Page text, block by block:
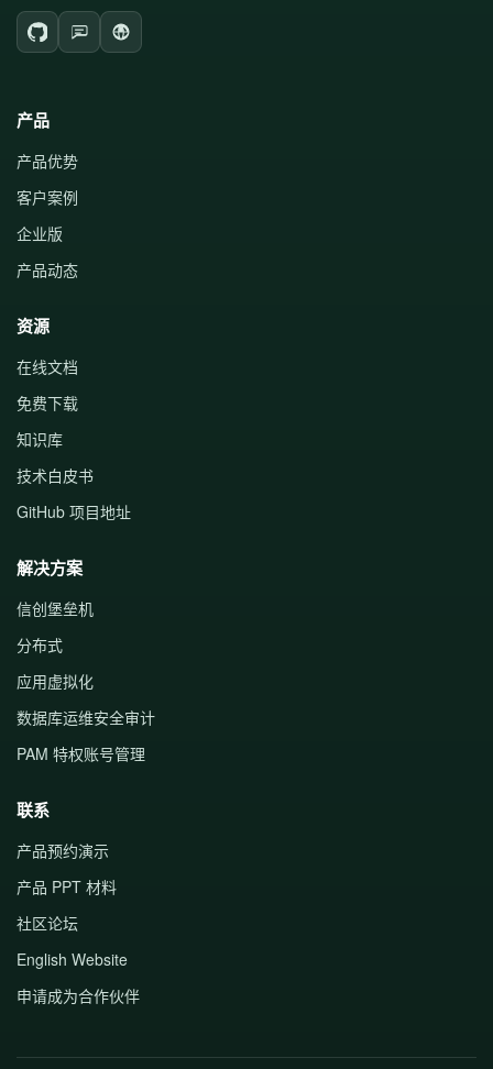
产品
产品优势
客户案例
企业版
产品动态
资源
在线文档
免费下载
知识库
技术白皮书
GitHub 项目地址
解决方案
信创堡垒机
分布式
应用虚拟化
数据库运维安全审计
PAM 特权账号管理
联系
产品预约演示
产品 PPT 材料
社区论坛
English Website
申请成为合作伙伴